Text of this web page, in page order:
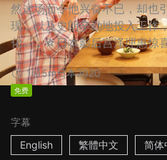
然这场面令他兴奋不已，却也
现，以及史朗辛勤地投入工作
化…… ☆日本影后宫泽理惠惊
1h15m日本2020
免费
字幕
English
繁體中文 简体